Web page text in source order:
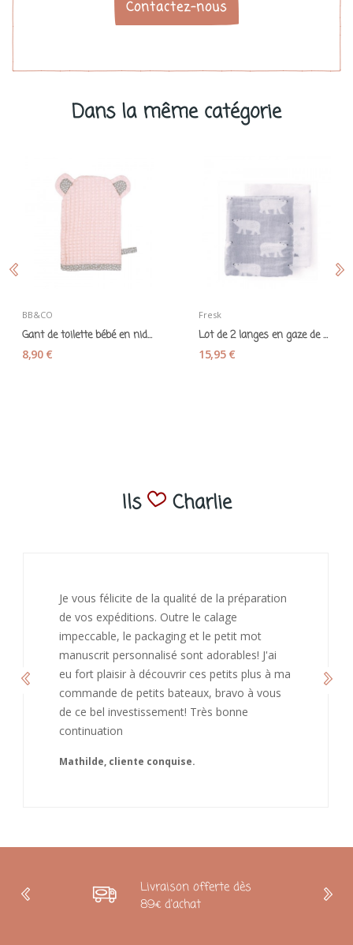
Contactez-nous
Dans la même catégorie
BB&CO
Gant de toilette bébé en nid d'abeille rose blush
8,90 €
Fresk
Lot de 2 langes en gaze de coton bio "Ours...
15,95 €
Ils Charlie
J’ai adoré ouvrir ce paquet votre message est
bienveillant et fait plaisir. Je ne manquerai pas
de recommandé chez vous. Bonne
continuation et merci à vous.
Caroline
Livraison offerte dès
89€ d'achat